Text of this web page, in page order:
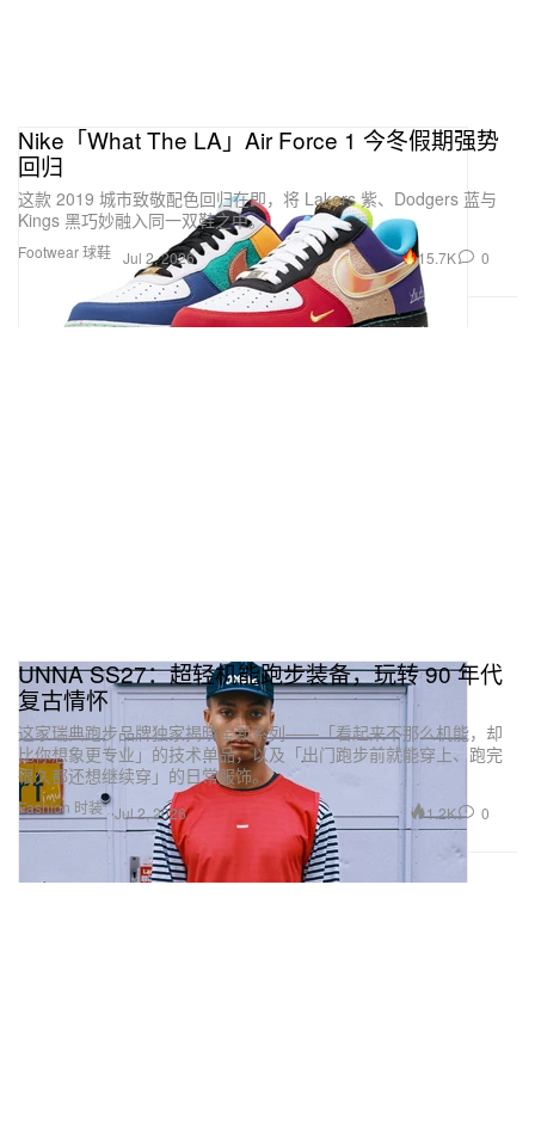
Footwear 球鞋
Nike「What The LA」Air Force 1 今冬假期强势
回归
这款 2019 城市致敬配色回归在即，将 Lakers 紫、Dodgers 蓝与
Kings 黑巧妙融入同一双鞋之中。
Jul 2, 2026 15.7K 0
Fashion 时装
UNNA SS27：超轻机能跑步装备，玩转 90 年代
复古情怀
这家瑞典跑步品牌独家揭晓全新系列——「看起来不那么机能，却
比你想象更专业」的技术单品，以及「出门跑步前就能穿上、跑完
很久都还想继续穿」的日常服饰。
Jul 2, 2026 1.2K 0